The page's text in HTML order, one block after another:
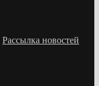
Рассылка новостей